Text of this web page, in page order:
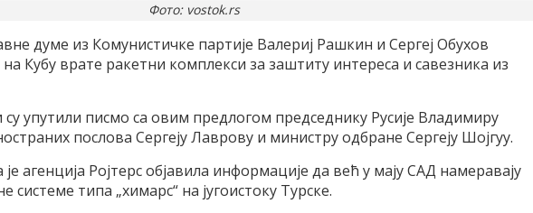
Фото: vostok.rs
думе из Комунистичке партије Валериј Рашкин и Сергеј Обухов
Кубу врате ракетни комплекси за заштиту интереса и савезника из
су упутили писмо са овим предлогом председнику Русије Владимиру
послова Сергеју Лаврову и министру одбране Сергеју Шојгуу.
агенција Ројтерс објавила информације да већ у мају САД намеравају
системе типа „химарс“ на југоистоку Турске.